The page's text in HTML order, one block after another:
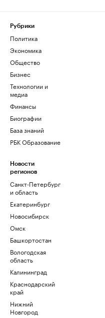
Рубрики
Политика
Экономика
Общество
Бизнес
Технологии и
медиа
Финансы
Биографии
База знаний
РБК Образование
Новости
регионов
Санкт-Петербург
и область
Екатеринбург
Новосибирск
Омск
Башкортостан
Вологодская
область
Калининград
Краснодарский
край
Нижний
Новгород